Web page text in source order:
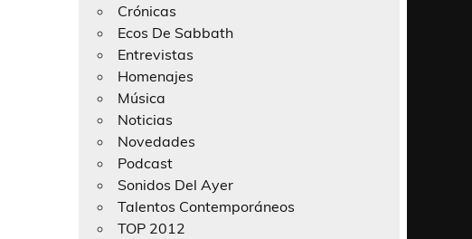
Crónicas
Ecos De Sabbath
Entrevistas
Homenajes
Música
Noticias
Novedades
Podcast
Sonidos Del Ayer
Talentos Contemporáneos
TOP 2012